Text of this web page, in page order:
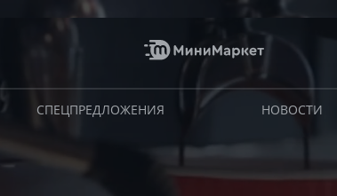
СПЕЦПРЕДЛОЖЕНИЯ НОВОСТИ